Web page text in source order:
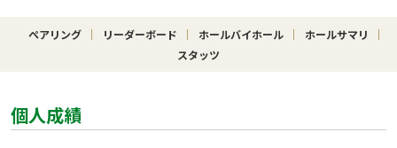
ペアリング リーダーボード ホールバイホール
ホールサマリ
スタッツ
個人成績